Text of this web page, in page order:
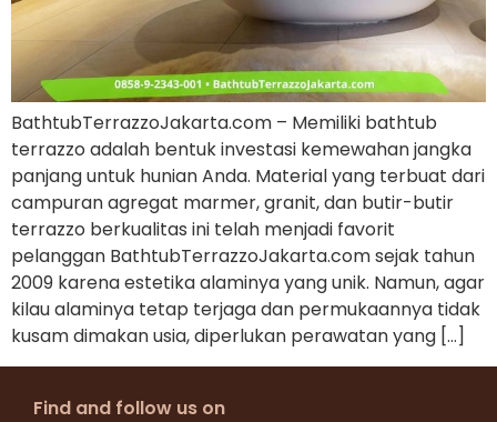
BathtubTerrazzoJakarta.com – Memiliki bathtub
terrazzo adalah bentuk investasi kemewahan jangka
panjang untuk hunian Anda. Material yang terbuat dari
campuran agregat marmer, granit, dan butir-butir
terrazzo berkualitas ini telah menjadi favorit
pelanggan BathtubTerrazzoJakarta.com sejak tahun
2009 karena estetika alaminya yang unik. Namun, agar
kilau alaminya tetap terjaga dan permukaannya tidak
kusam dimakan usia, diperlukan perawatan yang […]
Find and follow us on